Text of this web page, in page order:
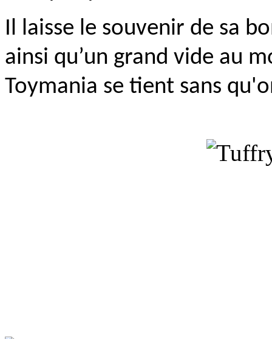
Il laisse le souvenir de sa
ainsi qu’un grand vide au
Toymania se tient sans